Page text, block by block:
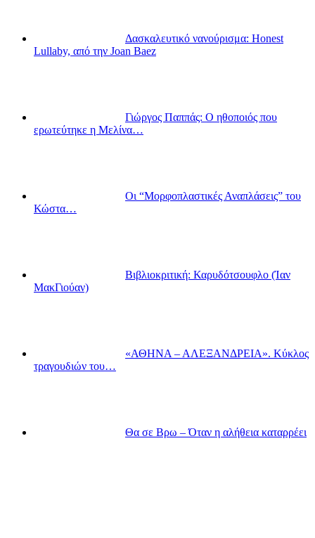
Δασκαλευτικό νανούρισμα: Honest
Lullaby, από την Joan Baez
Γιώργος Παππάς: Ο ηθοποιός που
ερωτεύτηκε η Μελίνα…
Οι “Μορφοπλαστικές Αναπλάσεις” του
Κώστα…
Βιβλιοκριτική: Καρυδότσουφλο (Ίαν
ΜακΓιούαν)
«ΑΘΗΝΑ – ΑΛΕΞΑΝΔΡΕΙΑ». Κύκλος
τραγουδιών του…
Θα σε Βρω – Όταν η αλήθεια καταρρέει